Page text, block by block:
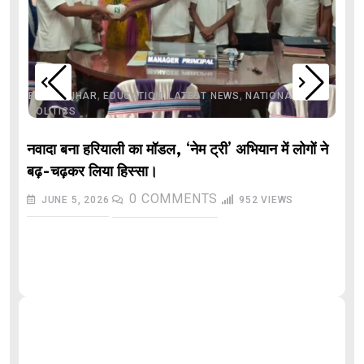
BIHAR,BIHAR, EDUCATION,LATEST NEWS,NATIONAL
POLITICS
नवादा बना हरियाली का मॉडल, ‘नेम ट्री’ अभियान में लोगों ने
बढ़-चढ़कर लिया हिस्सा।
JUNE 5, 2026 0 COMMENTS 952 VIEWS